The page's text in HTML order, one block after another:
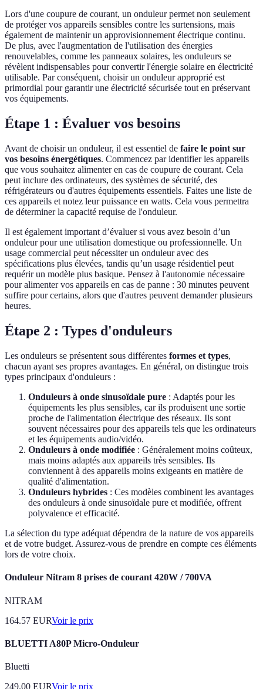
Lors d'une coupure de courant, un onduleur permet non seulement
de protéger vos appareils sensibles contre les surtensions, mais
également de maintenir un approvisionnement électrique continu.
De plus, avec l'augmentation de l'utilisation des énergies
renouvelables, comme les panneaux solaires, les onduleurs se
révèlent indispensables pour convertir l'énergie solaire en électricité
utilisable. Par conséquent, choisir un onduleur approprié est
primordial pour garantir une électricité sécurisée tout en préservant
vos équipements.
Étape 1 : Évaluer vos besoins
Avant de choisir un onduleur, il est essentiel de faire le point sur
vos besoins énergétiques. Commencez par identifier les appareils
que vous souhaitez alimenter en cas de coupure de courant. Cela
peut inclure des ordinateurs, des systèmes de sécurité, des
réfrigérateurs ou d'autres équipements essentiels. Faites une liste de
ces appareils et notez leur puissance en watts. Cela vous permettra
de déterminer la capacité requise de l'onduleur.
Il est également important d’évaluer si vous avez besoin d’un
onduleur pour une utilisation domestique ou professionnelle. Un
usage commercial peut nécessiter un onduleur avec des
spécifications plus élevées, tandis qu’un usage résidentiel peut
requérir un modèle plus basique. Pensez à l'autonomie nécessaire
pour alimenter vos appareils en cas de panne : 30 minutes peuvent
suffire pour certains, alors que d'autres peuvent demander plusieurs
heures.
Étape 2 : Types d'onduleurs
Les onduleurs se présentent sous différentes formes et types,
chacun ayant ses propres avantages. En général, on distingue trois
types principaux d'onduleurs :
Onduleurs à onde sinusoïdale pure : Adaptés pour les
équipements les plus sensibles, car ils produisent une sortie
proche de l'alimentation électrique des réseaux. Ils sont
souvent nécessaires pour des appareils tels que les ordinateurs
et les équipements audio/vidéo.
Onduleurs à onde modifiée : Généralement moins coûteux,
mais moins adaptés aux appareils très sensibles. Ils
conviennent à des appareils moins exigeants en matière de
qualité d'alimentation.
Onduleurs hybrides : Ces modèles combinent les avantages
des onduleurs à onde sinusoïdale pure et modifiée, offrent
polyvalence et efficacité.
La sélection du type adéquat dépendra de la nature de vos appareils
et de votre budget. Assurez-vous de prendre en compte ces éléments
lors de votre choix.
Onduleur Nitram 8 prises de courant 420W / 700VA
NITRAM
164.57 EURVoir le prix
BLUETTI A80P Micro-Onduleur
Bluetti
249.00 EURVoir le prix